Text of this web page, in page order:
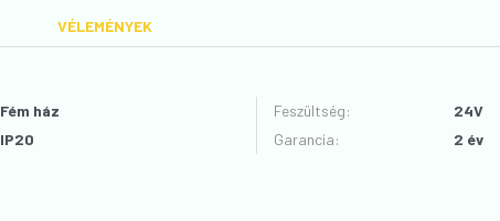
VÉLEMÉNYEK
Fém ház Feszültség:
24V
IP20 Garancia: 2 év